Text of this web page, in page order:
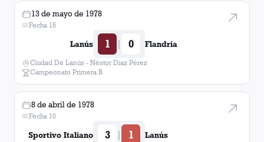
13 de mayo de 1978
Fecha 15
Lanús 1 | 0 Flandria
Ciudad De Lanús - Néstor Diaz Pérez
Campeonato Primera B
8 de abril de 1978
Fecha 10
Sportivo Italiano 3 | 1 Lanús